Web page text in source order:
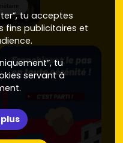
tu acceptes
fins publicitaires et
tu
servant à